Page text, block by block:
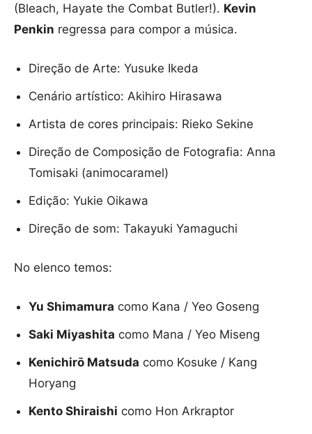
(Bleach, Hayate the Combat Butler!). Kevin
Penkin regressa para compor a música.
Direção de Arte: Yusuke Ikeda
Cenário artístico: Akihiro Hirasawa
Artista de cores principais: Rieko Sekine
Direção de Composição de Fotografia: Anna
Tomisaki (animocaramel)
Edição: Yukie Oikawa
Direção de som: Takayuki Yamaguchi
No elenco temos:
Yu Shimamura como Kana / Yeo Goseng
Saki Miyashita como Mana / Yeo Miseng
Kenichirō Matsuda como Kosuke / Kang
Horyang
Kento Shiraishi como Hon Arkraptor